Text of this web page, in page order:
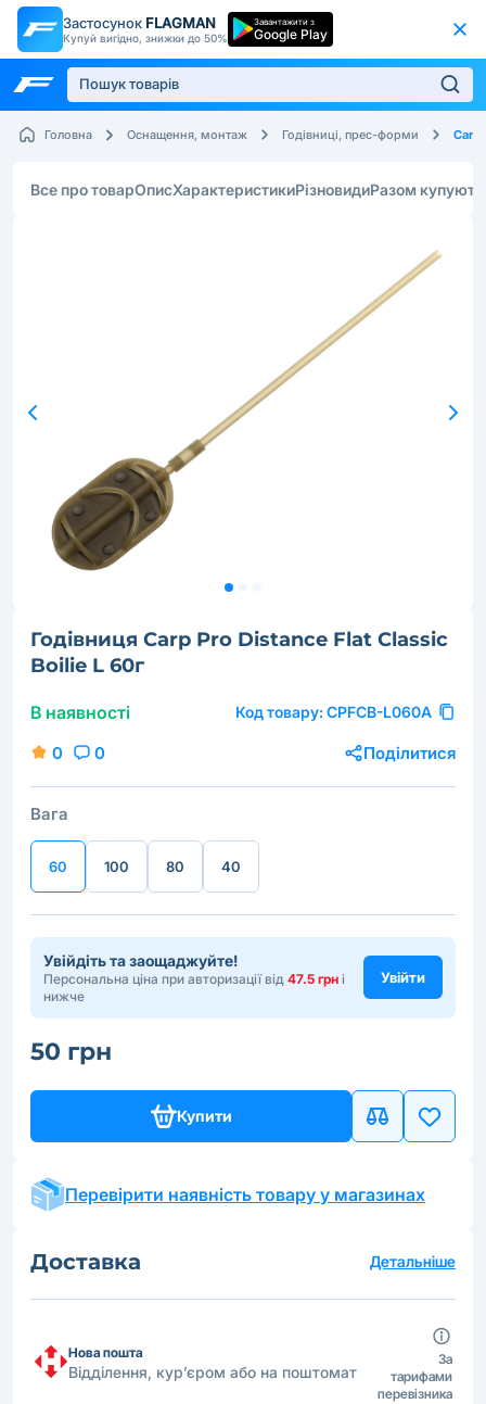
Застосунок FLAGMAN
Купуй вигідно, знижки до 50%
Завантажити з
Google Play
Головна Оснащення, монтаж Годівниці, прес-форми Carp
Все про товарОписХарактеристикиРізновидиРазом купують
Годівниця Carp Pro Distance Flat Classic
Boilie L 60г
В наявності Код товару: CPFCB-L060A
0 0 Поділитися
Вага
60 100 80 40
Увійдіть та заощаджуйте!
Персональна ціна при авторизації від 47.5 грн і
нижче
Увійти
50 грн
Купити
Перевірити наявність товару у магазинах
Доставка Детальніше
Нова пошта
Відділення, кур’єром або на поштомат
За
тарифами
перевізника